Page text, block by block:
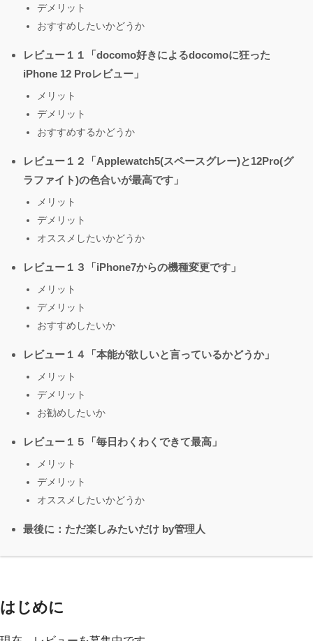
デメリット
おすすめしたいかどうか
レビュー１１「docomo好きによるdocomoに狂った
iPhone 12 Proレビュー」
メリット
デメリット
おすすめするかどうか
レビュー１２「Applewatch5(スペースグレー)と12Pro(グ
ラファイト)の色合いが最高です」
メリット
デメリット
オススメしたいかどうか
レビュー１３「iPhone7からの機種変更です」
メリット
デメリット
おすすめしたいか
レビュー１４「本能が欲しいと言っているかどうか」
メリット
デメリット
お勧めしたいか
レビュー１５「毎日わくわくできて最高」
メリット
デメリット
オススメしたいかどうか
最後に：ただ楽しみたいだけ by管理人
はじめに